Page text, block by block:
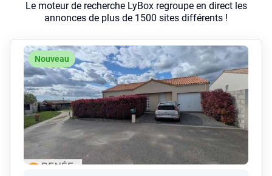
Le moteur de recherche LyBox regroupe en direct les
annonces de plus de 1500 sites différents !
Nouveau